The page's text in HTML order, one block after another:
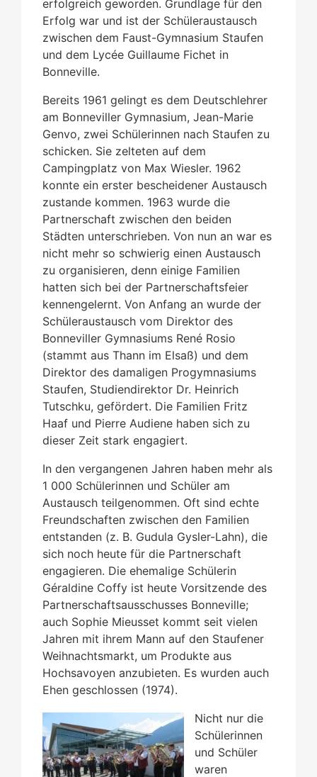
erfolgreich geworden. Grundlage für den
Erfolg war und ist der Schüleraustausch
zwischen dem Faust-Gymnasium Staufen
und dem Lycée Guillaume Fichet in
Bonneville.
Bereits 1961 gelingt es dem Deutschlehrer
am Bonneviller Gymnasium, Jean-Marie
Genvo, zwei Schülerinnen nach Staufen zu
schicken. Sie zelteten auf dem
Campingplatz von Max Wiesler. 1962
konnte ein erster bescheidener Austausch
zustande kommen. 1963 wurde die
Partnerschaft zwischen den beiden
Städten unterschrieben. Von nun an war es
nicht mehr so schwierig einen Austausch
zu organisieren, denn einige Familien
hatten sich bei der Partnerschaftsfeier
kennengelernt. Von Anfang an wurde der
Schüleraustausch vom Direktor des
Bonneviller Gymnasiums René Rosio
(stammt aus Thann im Elsaß) und dem
Direktor des damaligen Progymnasiums
Staufen, Studiendirektor Dr. Heinrich
Tutschku, gefördert. Die Familien Fritz
Haaf und Pierre Audiene haben sich zu
dieser Zeit stark engagiert.
In den vergangenen Jahren haben mehr als
1 000 Schülerinnen und Schüler am
Austausch teilgenommen. Oft sind echte
Freundschaften zwischen den Familien
entstanden (z. B. Gudula Gysler-Lahn), die
sich noch heute für die Partnerschaft
engagieren. Die ehemalige Schülerin
Géraldine Coffy ist heute Vorsitzende des
Partnerschaftsausschusses Bonneville;
auch Sophie Mieusset kommt seit vielen
Jahren mit ihrem Mann auf den Staufener
Weihnachtsmarkt, um Produkte aus
Hochsavoyen anzubieten. Es wurden auch
Ehen geschlossen (1974).
Nicht nur die
Schülerinnen
und Schüler
waren